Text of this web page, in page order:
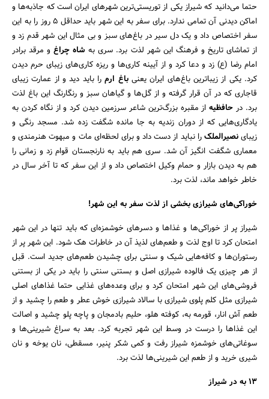
حتما می‌دانید که شیراز یکی از توریستی‌ترین شهرهای ایران است که جاذبه‌ها و
اماکن دیدنی آن تمامی ندارد. برای سفر به این شهر باید حداقل 5 روز را به این
سفر اختصاص داد و یک دل سیر در باغ‌های سبز و بی مثال این شهر قدم زد و
از تماشای تاریخ و فرهنگ این شهر لذت برد. سری به شاه چراغو مرقد برادر
امام رضا (ع) زد و دعا کرد و از آیینه کاری‌ها و ریزه کاری‌های زیبای حرم دیدن
کرد. یکی از زیباترین باغ‌های ایران یعنیباغ ارمرا باید دید و از عمارت زیبای
قاجاری که در آن قرار گرفته و از گل‌ها و گیاهان سبز و رنگارنگ این باغ لذت
برد. در حافظیهاز مقبره بزرگ‌ترین شاعر سرزمین دیدن کرد و از نگاه کردن به
یادگاری‌هایی که از دوران زندیه به جا مانده شگفت زده شد. مسجد رنگی و
زیباینصیرالملکرا نباید از دست داد و برای لحظه‌ای مات و مبهوت هنرمندی و
معماری شگفت انگیز آن شد. سری هم باید به نارنجستان قوام زد و زمانی را
هم به دیدن بازار و حمام وکیل اختصاص داد و از این سفر که تا آخر سال در
خاطر خواهد ماند، لذت برد.
خوراکی‌های شیرازی بخشی از لذت سفر به این شهر!
شیراز پر از خوراکی‌ها و غذاها و دسرهای خوشمزه‌ای که باید تنها در این شهر
امتحان کرد تا اوج لذت و طعم‌های لذیذ آن در خاطرات هک شود. این شهر پر از
رستوران‌ها و کافه‌هایی شیک و سنتی برای چشیدن طعم‌های جدید است. قبل
از هر چیزی یک فالوده شیرازی اصل و بستنی سنتی را باید در یکی از بستنی
فروشی‌های این شهر امتحان کرد و برای وعده‌های غذایی حتما غذاهای اصلی
شیرازی مثل کلم پلوی شیرازی با سالاد شیرازی خوش عطر و طعم را چشید و از
طعم آش انار، قورمه به، کوفته هلو، حلیم بادمجان و پاچه پلو چشید و اصالت
این غذاها را درست در وسط این شهر تجربه کرد. بعد به سراغ شیرینی‌ها و
سوغاتی‌های خوشمزه شیراز رفت و کمی شکر پنیر، مسقطی، نان یوخه و نان
شیری خرید و از طعم این شیرینی‌ها لذت برد.
13 به در شیراز